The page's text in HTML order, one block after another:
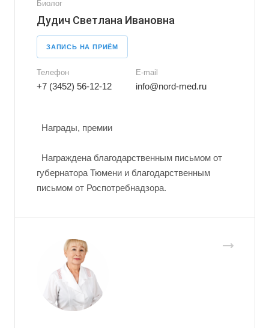
Биолог
Дудич Светлана Ивановна
ЗАПИСЬ НА ПРИЁМ
Телефон
+7 (3452) 56-12-12
E-mail
info@nord-med.ru
Награды, премии
Награждена благодарственным письмом от
губернатора Тюмени и благодарственным
письмом от Роспотребнадзора.